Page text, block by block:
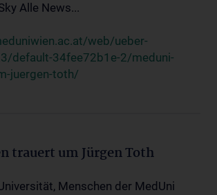
Alle News...
web/ueber-
default-34fee72b1e-2/meduni-
juergen-toth/
trauert um Jürgen Toth
Menschen der MedUni